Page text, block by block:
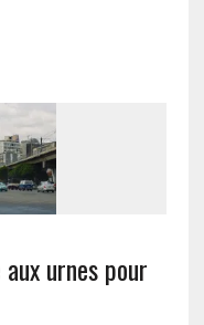
urnes pour